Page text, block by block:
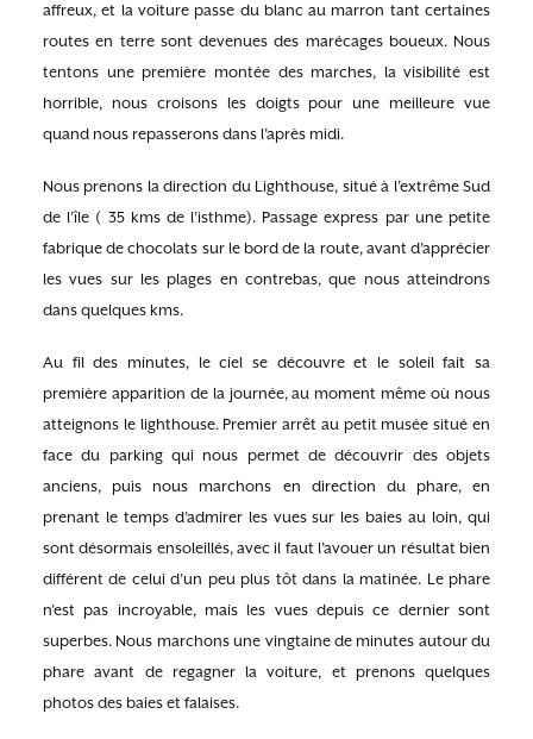
affreux, et la voiture passe du blanc au marron tant certaines
routes en terre sont devenues des marécages boueux. Nous
tentons une première montée des marches, la visibilité est
horrible, nous croisons les doigts pour une meilleure vue
quand nous repasserons dans l’après midi.
Nous prenons la direction du Lighthouse, situé à l’extrême Sud
de l’île ( 35 kms de l’isthme). Passage express par une petite
fabrique de chocolats sur le bord de la route, avant d’apprécier
les vues sur les plages en contrebas, que nous atteindrons
dans quelques kms.
Au fil des minutes, le ciel se découvre et le soleil fait sa
première apparition de la journée, au moment même où nous
atteignons le lighthouse. Premier arrêt au petit musée situé en
face du parking qui nous permet de découvrir des objets
anciens, puis nous marchons en direction du phare, en
prenant le temps d’admirer les vues sur les baies au loin, qui
sont désormais ensoleillés, avec il faut l’avouer un résultat bien
différent de celui d’un peu plus tôt dans la matinée. Le phare
n’est pas incroyable, mais les vues depuis ce dernier sont
superbes. Nous marchons une vingtaine de minutes autour du
phare avant de regagner la voiture, et prenons quelques
photos des baies et falaises.